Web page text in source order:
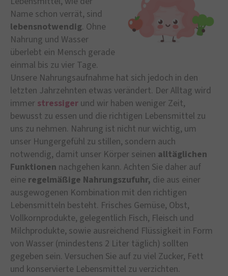
Name schon verrät, sind
lebensnotwendig. Ohne
Nahrung und Wasser
überlebt ein Mensch gerade
einmal bis zu vier Tage.
Unsere Nahrungsaufnahme hat sich jedoch in den
letzten Jahrzehnten etwas verändert. Der Alltag wird
immer stressiger und wir haben weniger Zeit,
bewusst zu essen und die richtigen Lebensmittel zu
uns zu nehmen. Nahrung ist nicht nur wichtig, um
unser Hungergefühl zu stillen, sondern auch
notwendig, damit unser Körper seinen alltäglichen
Funktionen nachgehen kann. Achten Sie daher auf
eine regelmäßige Nahrungszufuhr, die aus einer
ausgewogenen Kombination mit den richtigen
Lebensmitteln besteht. Frisches Gemüse, Obst,
Vollkornprodukte, gelegentlich Fisch, Fleisch und
Milchprodukte, sowie ausreichend Flüssigkeit in Form
von Wasser (mindestens 2 Liter täglich) sollten
gegeben sein. Versuchen Sie auf zu viel Zucker, Fett
und konservierte Lebensmittel zu verzichten.